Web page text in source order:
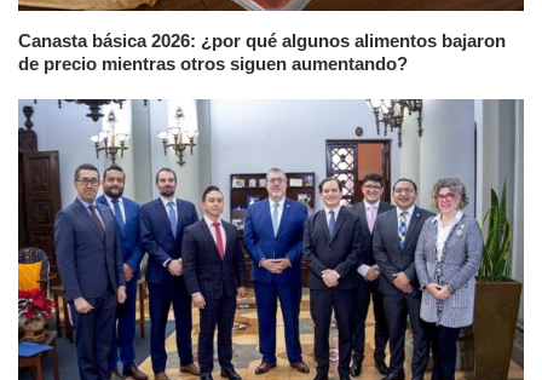
Canasta básica 2026: ¿por qué algunos alimentos bajaron
de precio mientras otros siguen aumentando?